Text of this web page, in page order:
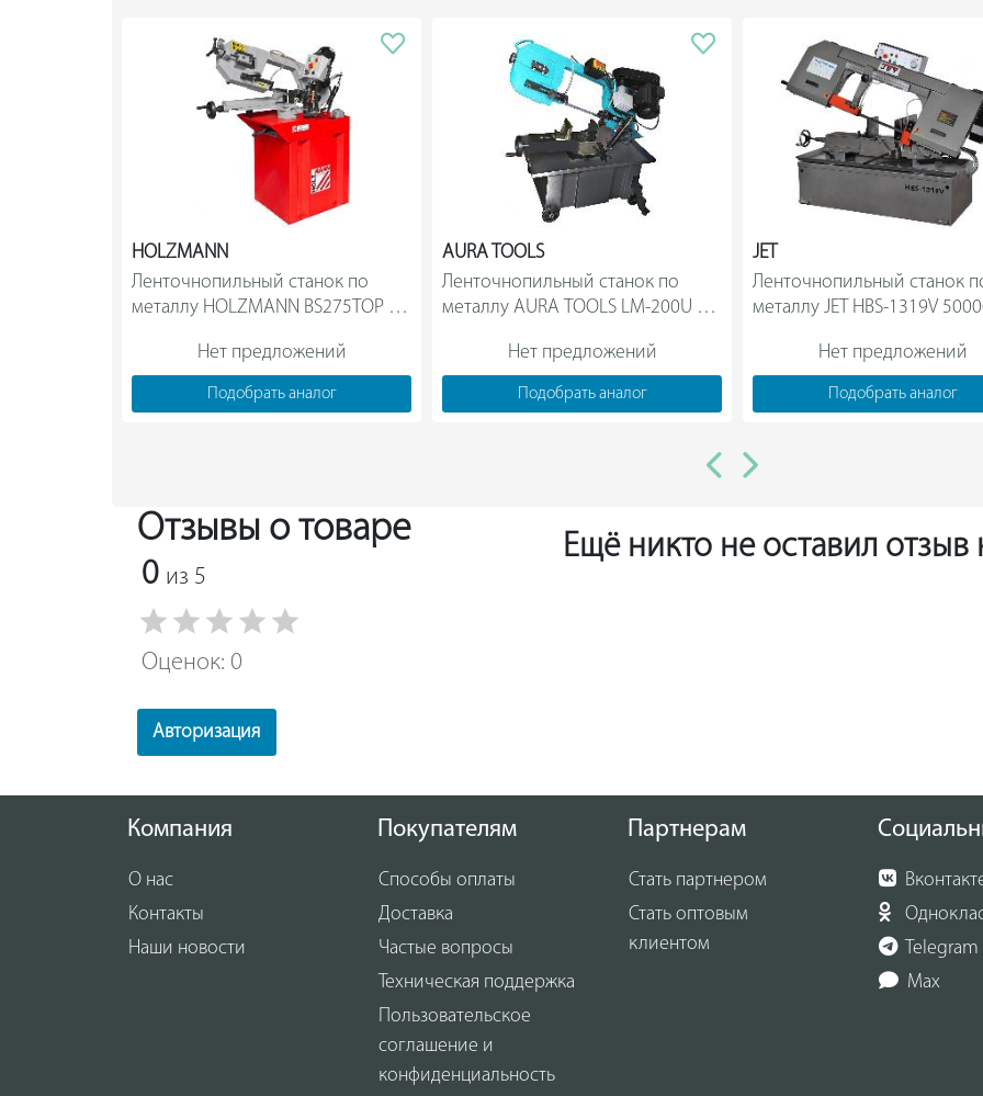
вынесена на отдельный блок,
удобства эксплуатации.
HOLZMANN
Ленточнопильный станок по
металлу HOLZMANN BS275TOP
Нет предложений
Подобрать аналог
AURA TOOLS
Ленточнопильный станок по
металлу AURA TOOLS LM-200U
Нет предложений
Подобрать аналог
JET
Ленточнопильный станок
металлу JET HBS-1319V
Нет предложений
Подобрать аналог
Отзывы о товаре
0 из 5
Оценок: 0
Авторизация
Ещё никто не оставил
Компания
О нас
Контакты
Наши новости
Покупателям
Способы оплаты
Доставка
Частые вопросы
Техническая поддержка
Пользовательское
соглашение и
конфиденциальность
Партнерам
Стать партнером
Стать оптовым
клиентом
Telegram
Max